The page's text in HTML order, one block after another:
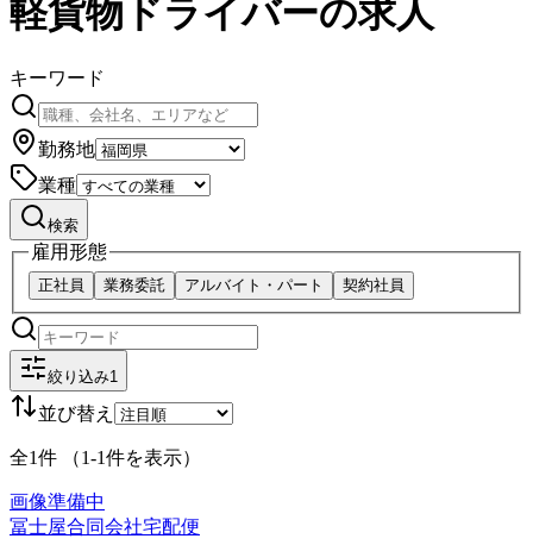
軽貨物ドライバーの求人
キーワード
勤務地
業種
検索
雇用形態
正社員 業務委託 アルバイト・パート 契約社員
絞り込み1
並び替え
全1件 （1-1件を表示）
画像準備中
冨士屋合同会社宅配便